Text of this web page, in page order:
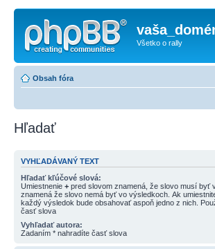
Všetko o rally
Obsah fóra
Hľadať
VYHĽADÁVANÝ TEXT
Hľadať kľúčové slová:
Umiestnenie + pred slovom znamená, že slovo musí byť
znamená že slovo nemá byť vo výsledkoch. Ak
každý výsledok bude obsahovať aspoň jedno z nich.
časť slova
Vyhľadať autora:
Zadaním * nahradíte časť slova